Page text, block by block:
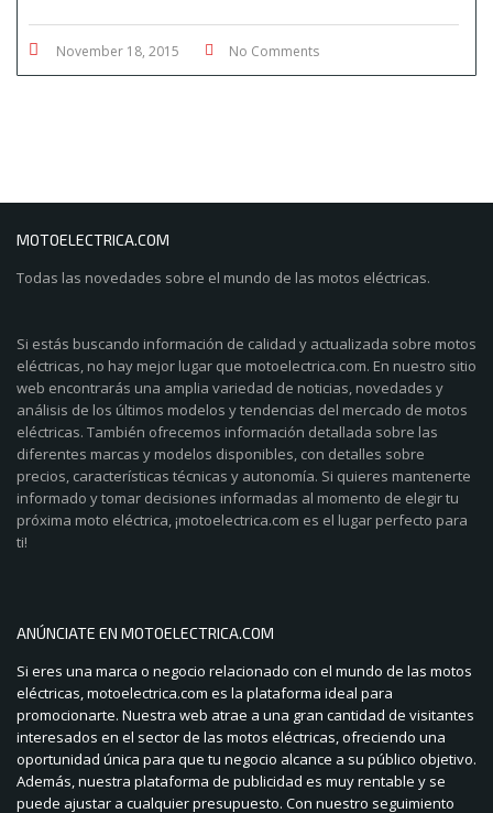
November 18, 2015 No Comments
MOTOELECTRICA.COM
Todas las novedades sobre el mundo de las motos eléctricas.
Si estás buscando información de calidad y actualizada sobre motos
eléctricas, no hay mejor lugar que motoelectrica.com. En nuestro sitio
web encontrarás una amplia variedad de noticias, novedades y
análisis de los últimos modelos y tendencias del mercado de motos
eléctricas. También ofrecemos información detallada sobre las
diferentes marcas y modelos disponibles, con detalles sobre
precios, características técnicas y autonomía. Si quieres mantenerte
informado y tomar decisiones informadas al momento de elegir tu
próxima moto eléctrica, ¡motoelectrica.com es el lugar perfecto para
ti!
ANÚNCIATE EN MOTOELECTRICA.COM
Si eres una marca o negocio relacionado con el mundo de las motos
eléctricas, motoelectrica.com es la plataforma ideal para
promocionarte. Nuestra web atrae a una gran cantidad de visitantes
interesados en el sector de las motos eléctricas, ofreciendo una
oportunidad única para que tu negocio alcance a su público objetivo.
Además, nuestra plataforma de publicidad es muy rentable y se
puede ajustar a cualquier presupuesto. Con nuestro seguimiento